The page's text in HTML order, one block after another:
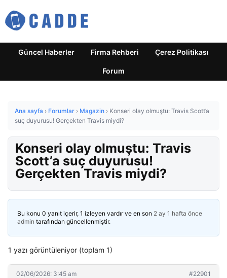
Güncel Haberler Firma Rehberi Çerez Politikası
Forum
Ana sayfa › Forumlar › Magazin › Konseri olay olmuştu: Travis Scott’a
suç duyurusu! Gerçekten Travis miydi?
Konseri olay olmuştu: Travis
Scott’a suç duyurusu!
Gerçekten Travis miydi?
Bu konu 0 yanıt içerir, 1 izleyen vardır ve en son 2 ay 1 hafta önce
admin tarafından güncellenmiştir.
1 yazı görüntüleniyor (toplam 1)
02/06/2026: 3:45 am #22901